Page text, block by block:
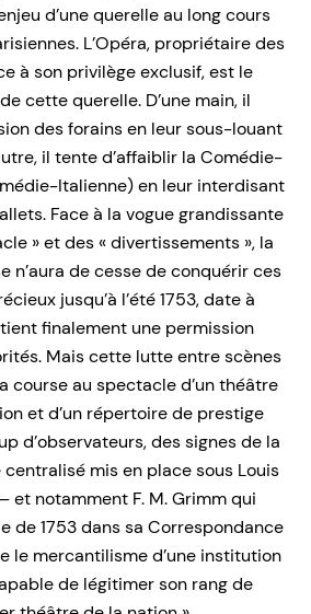
d’une querelle au long cours
L’Opéra, propriétaire des
à son privilège exclusif, est le
cette querelle. D’une main, il
des forains en leur sous-louant
il tente d’affaiblir la Comédie-
Italienne) en leur interdisant
Face à la vogue grandissante
» et des « divertissements », la
n’aura de cesse de conquérir ces
jusqu’à l’été 1753, date à
finalement une permission
Mais cette lutte entre scènes
course au spectacle d’un théâtre
et d’un répertoire de prestige
d’observateurs, des signes de la
mis en place sous Louis
et notamment F. M. Grimm qui
de 1753 dans sa Correspondance
le mercantilisme d’une institution
de légitimer son rang de